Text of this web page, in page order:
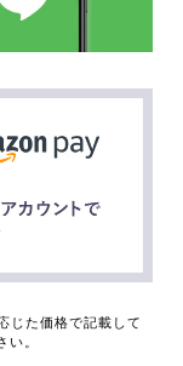
じた価格で記載して
い。